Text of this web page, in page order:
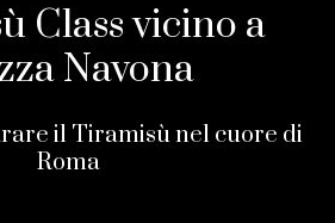
Class vicino a
Navona
il Tiramisù nel cuore di
Roma